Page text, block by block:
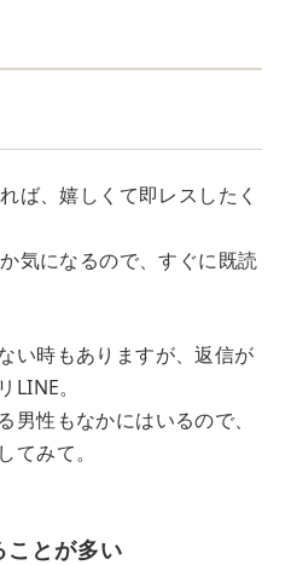
ば、嬉しくて即レスしたく
気になるので、すぐに既読
い時もありますが、返信が
。
男性もなかにはいるので、
てみて。
ことが多い